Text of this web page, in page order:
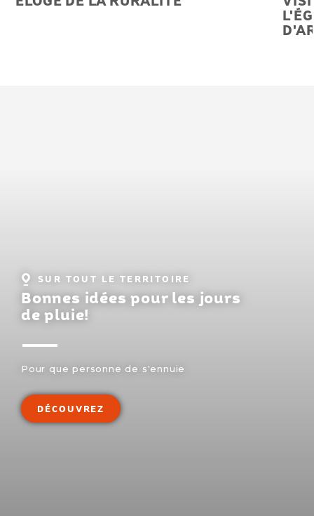
Localité
:
SUR TOUT LE TERRITOIRE
Bonnes idées pour les jours
de pluie!
Pour que personne de s'ennuie
DÉCOUVREZ